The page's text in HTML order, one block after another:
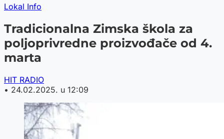
Lokal Info
Tradicionalna Zimska škola za
poljoprivredne proizvođače od 4.
marta
HIT RADIO
• 24.02.2025. u 12:09